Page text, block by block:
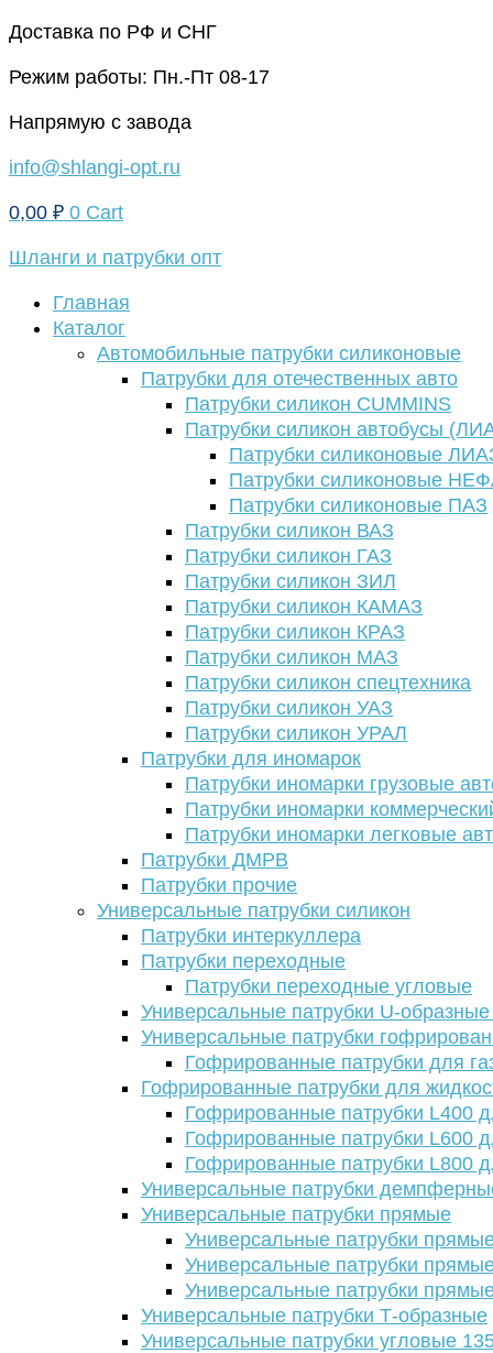
Перейти
содержимому
Доставка по РФ и СНГ
Режим работы: Пн.-Пт 08-17
Напрямую с завода
info@shlangi-opt.ru
0,00 ₽ 0 Cart
Шланги и патрубки опт
Главная
Каталог
Автомобильные патрубки силиконовые
Патрубки для отечественных авто
Патрубки силикон CUMMINS
Патрубки силикон автобусы
Патрубки силиконовые
Патрубки силиконовые
Патрубки силиконовые ПАЗ
Патрубки силикон ВАЗ
Патрубки силикон ГАЗ
Патрубки силикон ЗИЛ
Патрубки силикон КАМАЗ
Патрубки силикон КРАЗ
Патрубки силикон МАЗ
Патрубки силикон спецтехника
Патрубки силикон УАЗ
Патрубки силикон УРАЛ
Патрубки для иномарок
Патрубки иномарки грузовые
Патрубки иномарки
Патрубки иномарки легковые
Патрубки ДМРВ
Патрубки прочие
Универсальные патрубки силикон
Патрубки интеркуллера
Патрубки переходные
Патрубки переходные угловые
Универсальные патрубки U-
Универсальные патрубки
Гофрированные патрубки для
Гофрированные патрубки для
Гофрированные патрубки L400
Гофрированные патрубки L600
Гофрированные патрубки L800
Универсальные патрубки
Универсальные патрубки прямые
Универсальные патрубки
Универсальные патрубки
Универсальные патрубки
Универсальные патрубки Т-образные
Универсальные патрубки угловые